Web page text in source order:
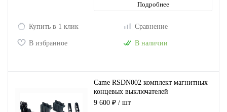
Подробнее
Купить в 1 клик Сравнение
В избранное В наличии
Came RSDN002 комплект магнитных
концевых выключателей
(001RSDN002)
9 600 ₽ / шт